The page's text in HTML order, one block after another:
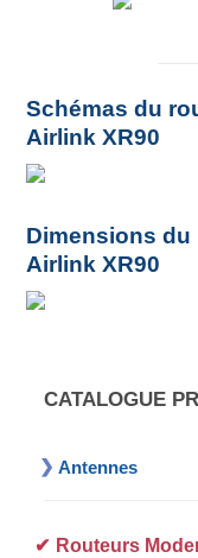
Schémas du
Airlink XR90
Dimensions du
Airlink XR90
CATALOGUE
Antennes
Routeurs